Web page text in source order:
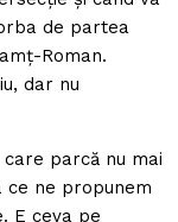
de partea
Roman.
dar nu
parcă nu mai
ce ne propunem
E ceva pe